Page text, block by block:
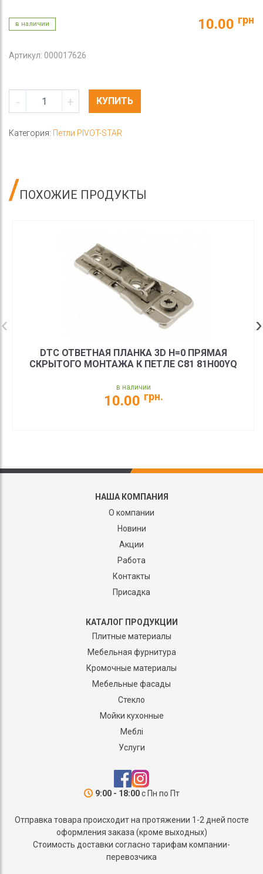
в наличии 10.00 грн
Артикул: 000017626
- + КУПИТЬ
Категория: Петли PIVOT-STAR
ПОХОЖИЕ ПРОДУКТЫ
DТС ОТВЕТНАЯ ПЛАНКА 3D Н=0 ПРЯМАЯ
СКРЫТОГО МОНТАЖА К ПЕТЛЕ С81 81H00YQ
в наличии
10.00 грн.
НАША КОМПАНИЯ
О компании
Новини
Акции
Работа
Контакты
Присадка
КАТАЛОГ ПРОДУКЦИИ
Плитные материалы
Мебельная фурнитура
Кромочные материалы
Мебельные фасады
Стекло
Мойки кухонные
Меблі
Услуги
9:00 - 18:00с Пн по Пт
Отправка товара происходит на протяжении 1-2 дней посте
оформления заказа (кроме выходных)
Стоимость доставки согласно тарифам компании-
перевозчика